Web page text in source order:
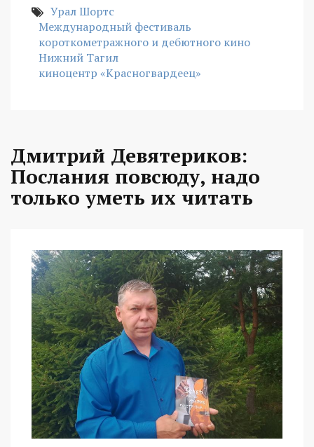
Урал Шортс
Международный фестиваль
короткометражного и дебютного кино
Нижний Тагил
киноцентр «Красногвардеец»
Дмитрий Девятериков:
Послания повсюду, надо
только уметь их читать